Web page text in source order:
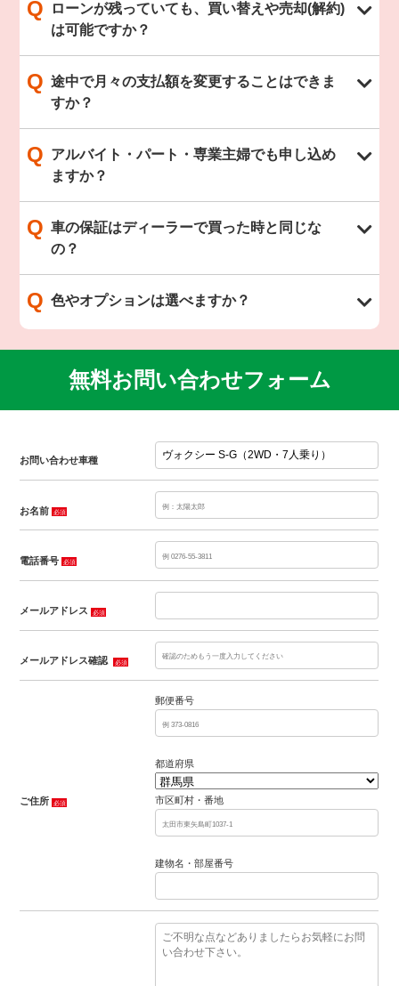
Q
ローンが残っていても、買い替えや売却(解約)
は可能ですか？
Q 途中で月々の支払額を変更することはできま
すか？
Q アルバイト・パート・専業主婦でも申し込め
ますか？
Q 車の保証はディーラーで買った時と同じな
の？
Q 色やオプションは選べますか？
無料お問い合わせフォーム
お問い合わせ車種
お名前 必須
電話番号 必須
メールアドレス 必須
メールアドレス確認 必須
ご住所 必須
郵便番号
都道府県
市区町村・番地
建物名・部屋番号